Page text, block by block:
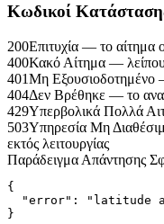
Κωδικοί
200Επιτυχία — το αίτημα
400Κακό Αίτημα —
401Μη Εξουσιοδοτημένο
404Δεν Βρέθηκε — το
429Υπερβολικά Πολλά
503Υπηρεσία Μη
εκτός λειτουργίας
Παράδειγμα Απάντησης
{
"error": "latitude
}